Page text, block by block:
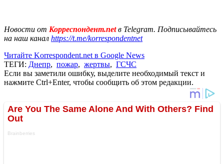
Новости от Корреспондент.netв Telegram. Подписывайтесь
на наш канал https://t.me/korrespondentnet
Читайте Korrespondent.net в Google News
ТЕГИ: Днепр, пожар, жертвы, ГСЧС
Если вы заметили ошибку, выделите необходимый текст и
нажмите Ctrl+Enter, чтобы сообщить об этом редакции.